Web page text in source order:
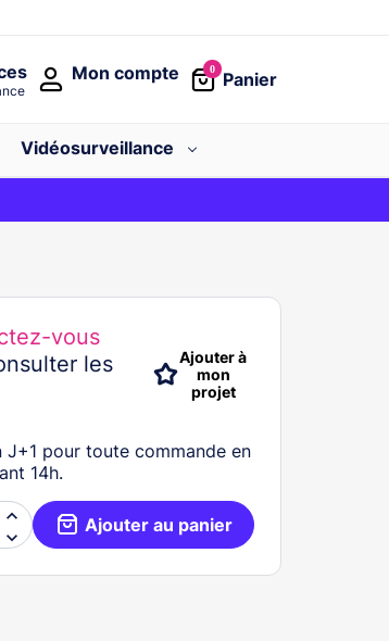
0
Panier
Mon compte
Vidéosurveillance
vous
les
Ajouter à
mon
projet
J+1 pour toute commande en
14h.

 Ajouter au panier